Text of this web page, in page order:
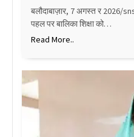
बलौदाबाज़ार, 7 अगस्त र 2026/
पहल पर बालिका शिक्षा को…
Read More..